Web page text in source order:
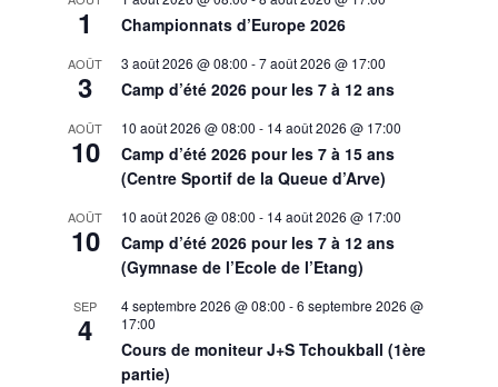
1 Championnats d’Europe 2026
AOÛT
3
3 août 2026 @ 08:00 -7 août 2026 @ 17:00
Camp d’été 2026 pour les 7 à 12 ans
AOÛT
10
10 août 2026 @ 08:00 - 14 août 2026 @ 17:00
Camp d’été 2026 pour les 7 à 15 ans
(Centre Sportif de la Queue d’Arve)
AOÛT
10
10 août 2026 @ 08:00 - 14 août 2026 @ 17:00
Camp d’été 2026 pour les 7 à 12 ans
(Gymnase de l’Ecole de l’Etang)
SEP
4
4 septembre 2026 @ 08:00 -6 septembre 2026 @
17:00
Cours de moniteur J+S Tchoukball (1ère
partie)